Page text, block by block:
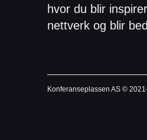
hvor du blir
nettverk og blir
Konferanseplassen AS ©